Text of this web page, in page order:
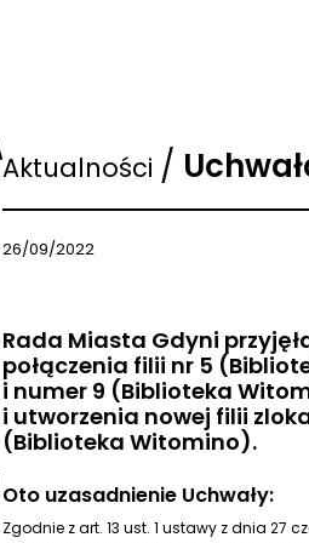
Aktualności /
26/09/2022
Rada Miasta Gdyni
połączenia filii nr 5
i numer 9 (Biblioteka
i utworzenia nowej filii
(Biblioteka Witomino).
Oto uzasadnienie Uchwały:
Zgodnie z art. 13 ust. 1 ustawy z dnia 27